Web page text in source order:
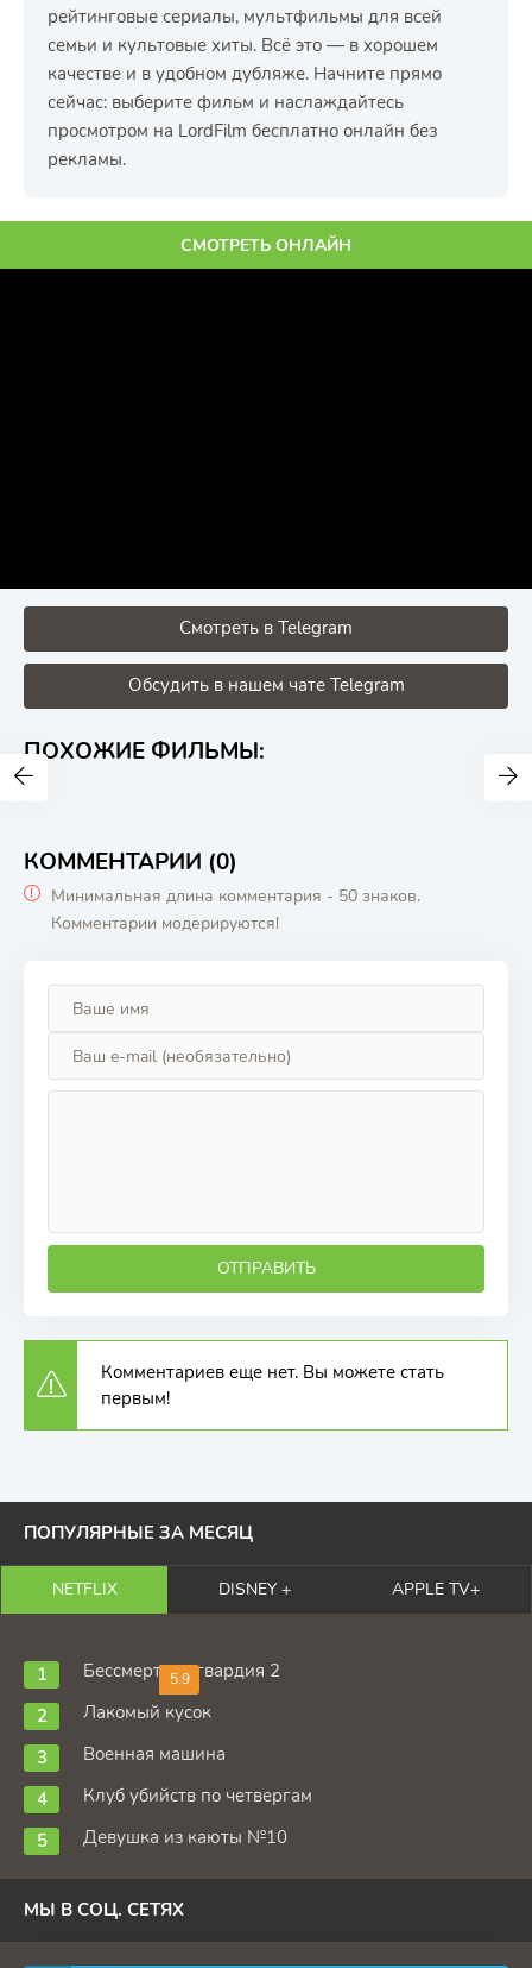
рейтинговые сериалы, мультфильмы для всей
семьи и культовые хиты. Всё это — в хорошем
качестве и в удобном дубляже. Начните прямо
сейчас: выберите фильм и наслаждайтесь
просмотром на LordFilm бесплатно онлайн без
рекламы.
СМОТРЕТЬ ОНЛАЙН
Смотреть в Telegram
Обсудить в нашем чате Telegram
ПОХОЖИЕ ФИЛЬМЫ:
КОММЕНТАРИИ (0)
Минимальная длина комментария - 50 знаков.
Комментарии модерируются!
ОТПРАВИТЬ
Комментариев еще нет. Вы можете стать
первым!
ПОПУЛЯРНЫЕ ЗА МЕСЯЦ
NETFLIX DISNEY + APPLE TV+
5.9
Бессмертная гвардия 2
Лакомый кусок
Военная машина
Клуб убийств по четвергам
Девушка из каюты №10
МЫ В СОЦ. СЕТЯХ